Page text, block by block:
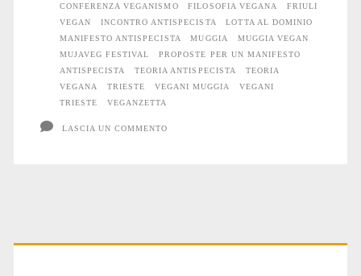
2016
CONFERENZA VEGANISMO
FILOSOFIA VEGANA
FRIULI
VEGAN
INCONTRO ANTISPECISTA
LOTTA AL DOMINIO
MANIFESTO ANTISPECISTA
MUGGIA
MUGGIA VEGAN
MUJAVEG FESTIVAL
PROPOSTE PER UN MANIFESTO
ANTISPECISTA
TEORIA ANTISPECISTA
TEORIA
VEGANA
TRIESTE VEGANI MUGGIA
VEGANI
TRIESTE
VEGANZETTA
LASCIA UN COMMENTO
Primary